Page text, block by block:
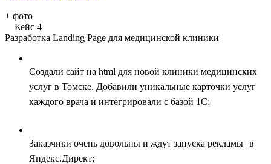
+ фото
Кейс 4
Разработка Landing Page для медицинской клиники
Создали сайт на html для новой клиники медицинских
услуг в Томске. Добавили уникальные карточки услуг
каждого врача и интегрировали с базой 1С;
Заказчики очень довольны и ждут запуска рекламы в
Яндекс.Директ;